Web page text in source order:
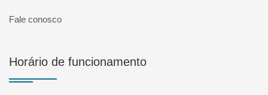
Fale conosco
Horário de funcionamento